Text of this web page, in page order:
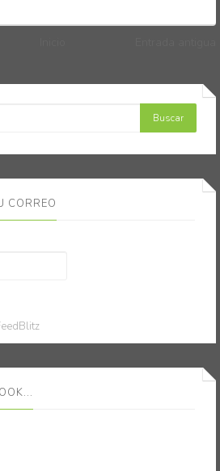
CORREO